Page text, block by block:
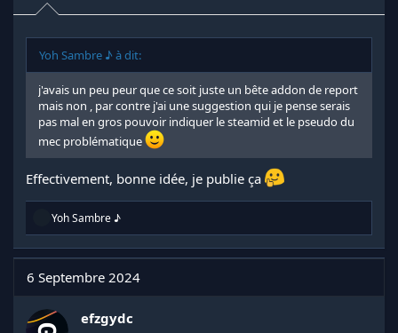
Yoh Sambre ♪ à dit:
j'avais un peu peur que ce soit juste un bête addon de report
mais non , par contre j'ai une suggestion qui je pense serais
pas mal en gros pouvoir indiquer le steamid et le pseudo du
mec problématique
Effectivement, bonne idée, je publie ça
R
a
c
t
i
n
Yoh Sambre ♪
6 Septembre 2024
efzgydc